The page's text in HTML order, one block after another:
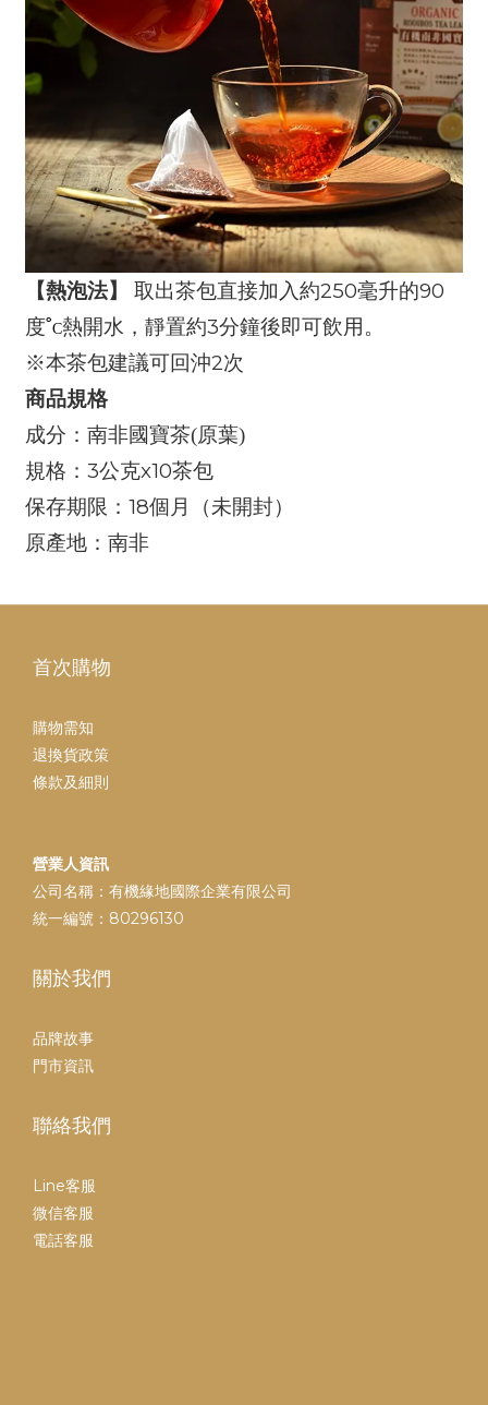
【熱泡法】 取出茶包直接加入約250毫升的90
度˚C熱開水，靜置約3分鐘後即可飲用。
※本茶包建議可回沖2次
商品規格
成分： 南非國寶茶(原葉)
規格： 3公克x10茶包
保存期限： 18個月（未開封）
原產地：南非
首次購物
購物需知
退換貨政策
條款及細則
營業人資訊
公司名稱：有機緣地國際企業有限公司
統一編號：80296130
關於我們
品牌故事
門市資訊
聯絡我們
Line客服
微信客服
電話客服